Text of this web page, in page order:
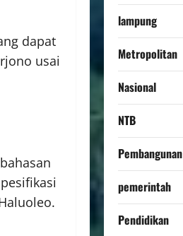
dapat
usai
lampung
Metropolitan
Nasional
NTB
Pembangunan
pemerintah
Pendidikan